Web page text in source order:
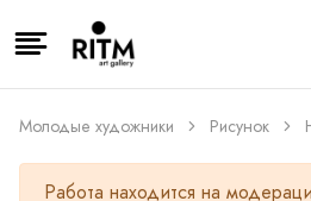
Молодые художники Рисунок
Работа находится на